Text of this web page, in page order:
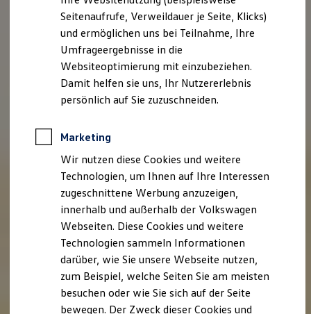
Sonderfahrzeuge
Anpfiff zum Gewinn
Elektromobilität
Elektroautos
ID. Tutorials
Elektrofahrzeugkonzepte
ID. EVERY1
Reichweite
Rekuperation
Laden unterwegs
Laden Zuhause
Ladestationen finden
Ladezeitensimulator
Batterie
Sicherheit
Nachhaltigkeit
Technologie
Kosten und Kauf
Verbrauchskosten
Kaufoptionen
E-Auto-Förderung
Seitenaufrufe, Verweildauer je Seite, Klicks)
und ermöglichen uns bei Teilnahme, Ihre
Umfrageergebnisse in die
Websiteoptimierung mit einzubeziehen.
Damit helfen sie uns, Ihr Nutzererlebnis
persönlich auf Sie zuzuschneiden.
Marketing
Wir nutzen diese Cookies und weitere
Technologien, um Ihnen auf Ihre Interessen
zugeschnittene Werbung anzuzeigen,
innerhalb und außerhalb der Volkswagen
Webseiten. Diese Cookies und weitere
Technologien sammeln Informationen
darüber, wie Sie unsere Webseite nutzen,
zum Beispiel, welche Seiten Sie am meisten
besuchen oder wie Sie sich auf der Seite
bewegen. Der Zweck dieser Cookies und